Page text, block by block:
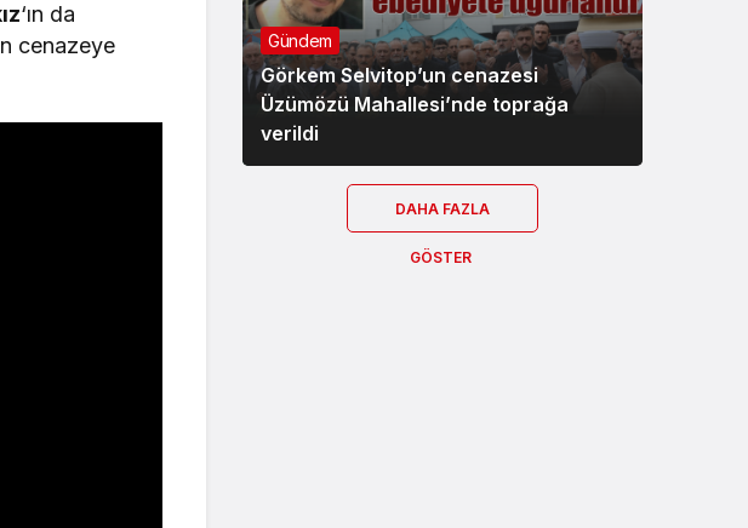
‘ın da
cenazeye
Gündem
Görkem Selvitop’un cenazesi
Üzümözü Mahallesi’nde toprağa
verildi
DAHA FAZLA
GÖSTER